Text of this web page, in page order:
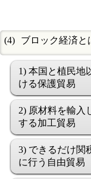
ブロック経済と
1) 本国と植民地
ける保護貿易
2) 原材料を輸入
する加工貿易
3) できるだけ関
に行う自由貿易